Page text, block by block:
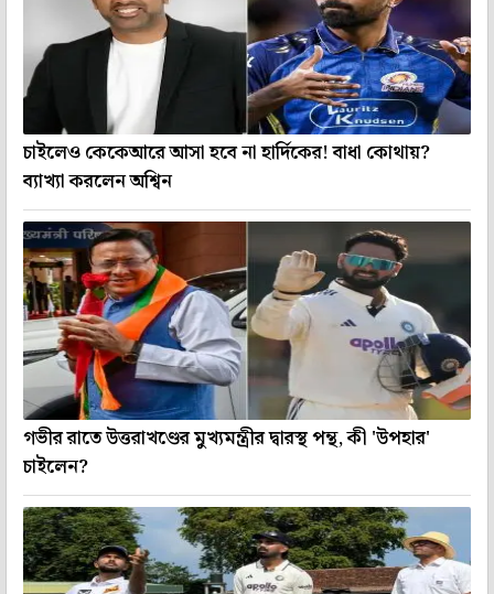
চাইলেও কেকেআরে আসা হবে না হার্দিকের! বাধা কোথায়?
ব্যাখ্যা করলেন অশ্বিন
গভীর রাতে উত্তরাখণ্ডের মুখ্যমন্ত্রীর দ্বারস্থ পন্থ, কী 'উপহার'
চাইলেন?